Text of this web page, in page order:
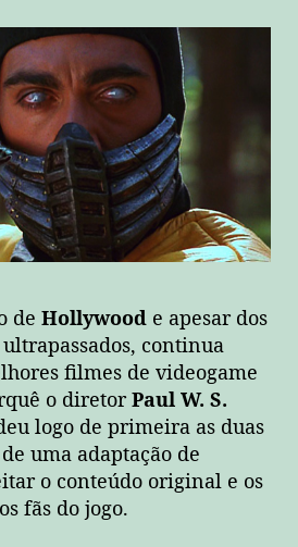
de Hollywood e apesar dos
continua
filmes de videogame
o diretorPaul W. S.
logo de primeira as duas
uma adaptação de
o conteúdo original e os
fãs do jogo.